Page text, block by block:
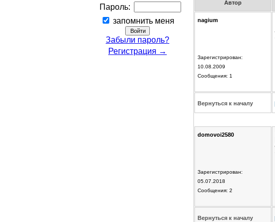
Пароль:
запомнить меня
Забыли пароль?
Регистрация →
Автор
nagium
Зарегистрирован:
10.08.2009
Сообщения: 1
Вернуться к началу
domovoi2580
Зарегистрирован:
05.07.2018
Сообщения: 2
Вернуться к началу